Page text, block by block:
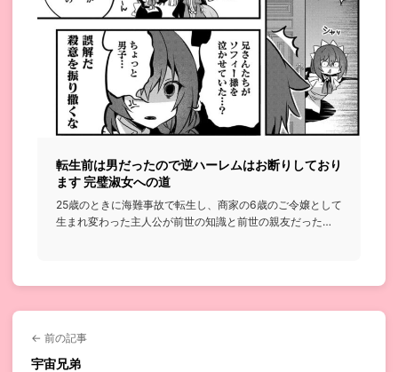
転生前は男だったので逆ハーレムはお断りしており
ます 完璧淑女への道
25歳のときに海難事故で転生し、商家の6歳のご令嬢として
生まれ変わった主人公が前世の知識と前世の親友だった
← 前の記事
宇宙兄弟